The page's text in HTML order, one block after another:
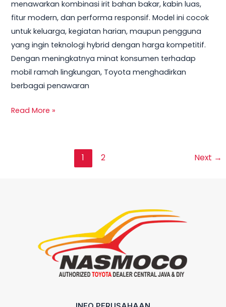
menawarkan kombinasi irit bahan bakar, kabin luas,
fitur modern, dan performa responsif. Model ini cocok
untuk keluarga, kegiatan harian, maupun pengguna
yang ingin teknologi hybrid dengan harga kompetitif.
Dengan meningkatnya minat konsumen terhadap
mobil ramah lingkungan, Toyota menghadirkan
berbagai penawaran
Read More »
1 2 Next →